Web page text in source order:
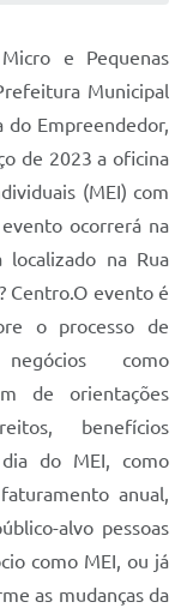
e Pequenas
Municipal
do Empreendedor,
de 2023 a oficina
(MEI) com
ocorrerá na
localizado na Rua
Centro.O evento é
o processo de
como
de orientações
benefícios
do MEI, como
anual,
alvo pessoas
como MEI, ou já
as mudanças da